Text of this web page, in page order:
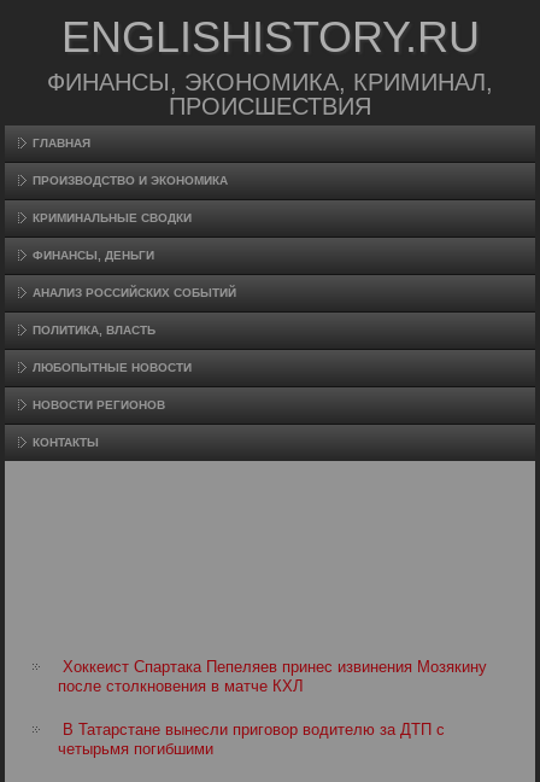
ENGLISHISTORY.RU
ФИНАНСЫ, ЭКОНОМИКА, КРИМИНАЛ,
ПРОИСШЕСТВИЯ
ГЛАВНАЯ
ПРОИЗВΟДСТВО И ЭКОНОМИКА
КРИМИНАЛЬНЫЕ СВОДКИ
ФИНАНСЫ, ДЕНЬГИ
АНАЛИЗ РОССИЙСКИХ СОБЫТИЙ
ПОЛИТИКА, ВЛАСТЬ
ЛЮБОПЫТНЫЕ НОВОСТИ
НОВОСТИ РЕГИОНОВ
КОНТАКТЫ
Хоккеист Спартака Пепеляев принес извинения Мозякину
после столкновения в матче КХЛ
В Татарстане вынесли приговор водителю за ДТП с
четырьмя погибшими